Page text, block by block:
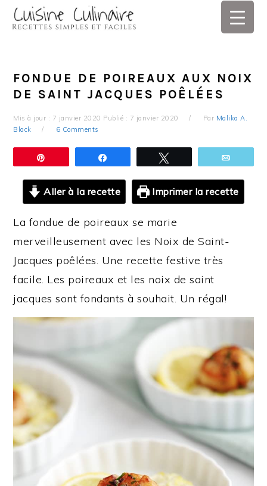
Skip
Skip
Skip
Skip
FONDUE DE POIREAUX AUX NOIX
DE SAINT JACQUES POÊLÉES
Mis à jour : 7 janvier 2020 Publié : 7 janvier 2020 Par Malika A.
Black
6 Comments
Aller à la recette Imprimer la recette
La fondue de poireaux se marie
merveilleusement avec les Noix de Saint-
Jacques poêlées. Une recette festive très
facile. Les poireaux et les noix de saint
jacques sont fondants à souhait. Un régal!